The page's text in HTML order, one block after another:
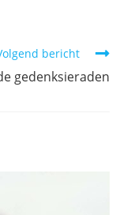
bericht
gedenksieraden